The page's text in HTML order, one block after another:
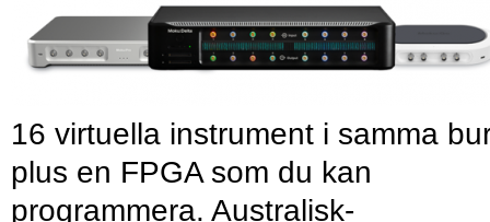
16 virtuella instrument i samma
plus en FPGA som du kan
programmera. Australisk-